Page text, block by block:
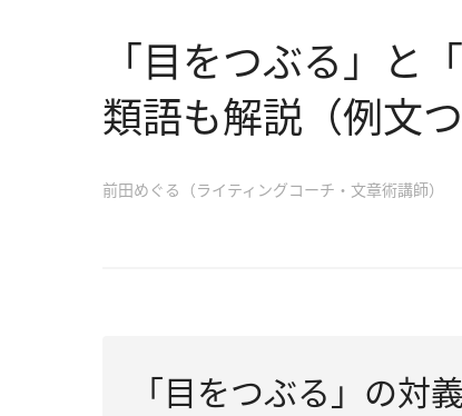
「目をつぶる」と
類語も解説（例文つ
前田めぐる（ライティングコーチ・文章術講師）
「目をつぶる」の対